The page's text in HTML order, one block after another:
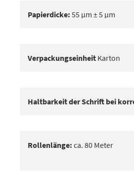
Papierdicke: 55 μm ± 5 μm
Verpackungseinheit Karton
Haltbarkeit der Schrift bei
Rollenlänge: ca. 80 Meter